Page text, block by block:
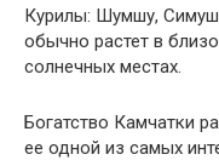
Курилы: Шумшу,
обычно растет в
солнечных местах.
Богатство Камчатки
ее одной из самых